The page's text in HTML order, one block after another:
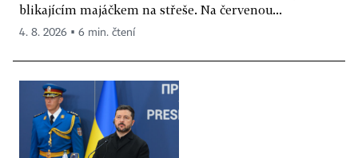
blikajícím majáčkem na střeše. Na červenou...
4. 8. 2026 ▪ 6 min. čtení